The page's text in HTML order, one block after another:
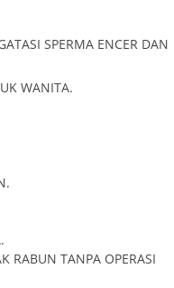
SPERMA ENCER DAN
WANITA.
RABUN TANPA OPERASI